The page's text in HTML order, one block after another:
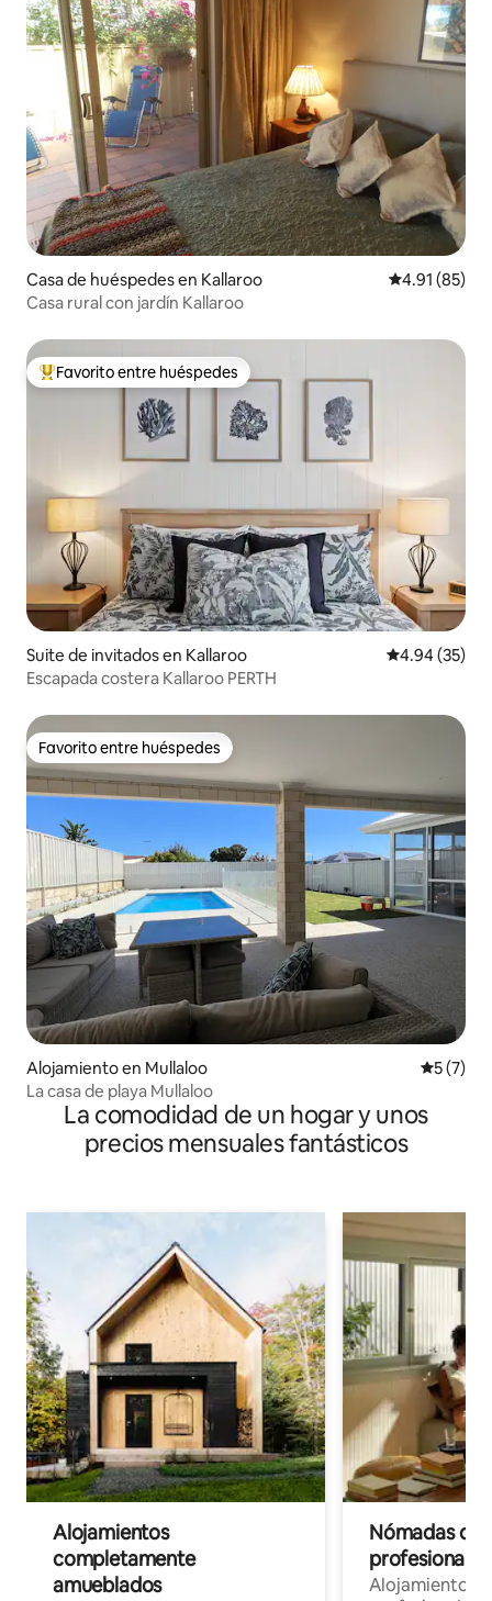
Casa de huéspedes en Kallaroo Calificación
4.91 (85)
Casa rural con jardín Kallaroo
Favorito entre huéspedes preferido
Favorito entre huéspedes
Suite de invitados en Kallaroo Calificación
4.94 (35)
Escapada costera Kallaroo PERTH
Favorito entre huéspedes
Favorito entre huéspedes
Alojamiento en Mullaloo
5 (7)
La casa de playa Mullaloo
La comodidad de un hogar y unos
precios mensuales fantásticos
Alojamientos
completamente
amueblados
Nómadas
Alojamientos